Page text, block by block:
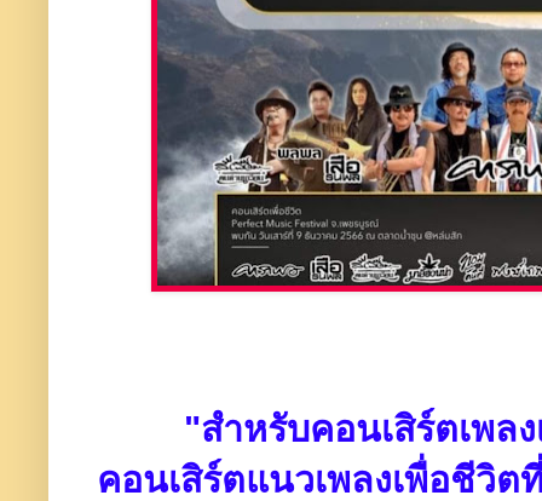
"สำหรับคอนเสิร์ตเพล
คอนเสิร์ตแนวเพลงเพื่อชีวิ